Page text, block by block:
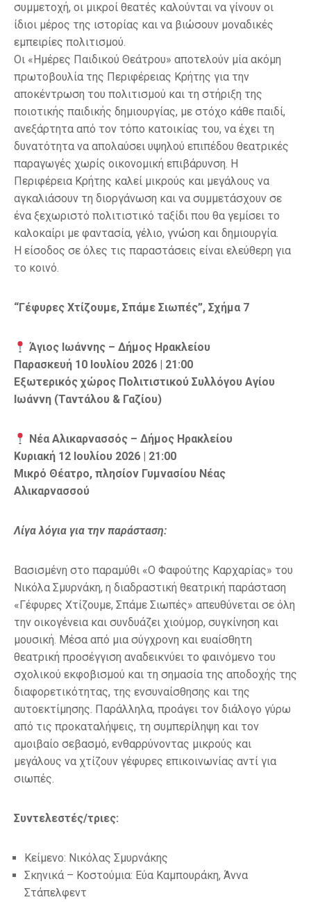
συμμετοχή, οι μικροί θεατές καλούνται να γίνουν οι
ίδιοι μέρος της ιστορίας και να βιώσουν μοναδικές
εμπειρίες πολιτισμού.
Οι «Ημέρες Παιδικού Θεάτρου» αποτελούν μία ακόμη
πρωτοβουλία της Περιφέρειας Κρήτης για την
αποκέντρωση του πολιτισμού και τη στήριξη της
ποιοτικής παιδικής δημιουργίας, με στόχο κάθε παιδί,
ανεξάρτητα από τον τόπο κατοικίας του, να έχει τη
δυνατότητα να απολαύσει υψηλού επιπέδου θεατρικές
παραγωγές χωρίς οικονομική επιβάρυνση. Η
Περιφέρεια Κρήτης καλεί μικρούς και μεγάλους να
αγκαλιάσουν τη διοργάνωση και να συμμετάσχουν σε
ένα ξεχωριστό πολιτιστικό ταξίδι που θα γεμίσει το
καλοκαίρι με φαντασία, γέλιο, γνώση και δημιουργία.
Η είσοδος σε όλες τις παραστάσεις είναι ελεύθερη για
το κοινό.
“Γέφυρες Χτίζουμε, Σπάμε Σιωπές”, Σχήμα 7
Άγιος Ιωάννης – Δήμος Ηρακλείου
Παρασκευή 10 Ιουλίου 2026 | 21:00
Εξωτερικός χώρος Πολιτιστικού Συλλόγου Αγίου
Ιωάννη (Ταντάλου & Γαζίου)
Νέα Αλικαρνασσός – Δήμος Ηρακλείου
Κυριακή 12 Ιουλίου 2026 | 21:00
Μικρό Θέατρο, πλησίον Γυμνασίου Νέας
Αλικαρνασσού
Λίγα λόγια για την παράσταση:
Βασισμένη στο παραμύθι «Ο Φαφούτης Καρχαρίας» του
Νικόλα Σμυρνάκη, η διαδραστική θεατρική παράσταση
«Γέφυρες Χτίζουμε, Σπάμε Σιωπές» απευθύνεται σε όλη
την οικογένεια και συνδυάζει χιούμορ, συγκίνηση και
μουσική. Μέσα από μια σύγχρονη και ευαίσθητη
θεατρική προσέγγιση αναδεικνύει το φαινόμενο του
σχολικού εκφοβισμού και τη σημασία της αποδοχής της
διαφορετικότητας, της ενσυναίσθησης και της
αυτοεκτίμησης. Παράλληλα, προάγει τον διάλογο γύρω
από τις προκαταλήψεις, τη συμπερίληψη και τον
αμοιβαίο σεβασμό, ενθαρρύνοντας μικρούς και
μεγάλους να χτίζουν γέφυρες επικοινωνίας αντί για
σιωπές.
Συντελεστές/τριες:
Κείμενο: Νικόλας Σμυρνάκης
Σκηνικά – Κοστούμια: Εύα Καμπουράκη, Άννα
Στάπελφεντ